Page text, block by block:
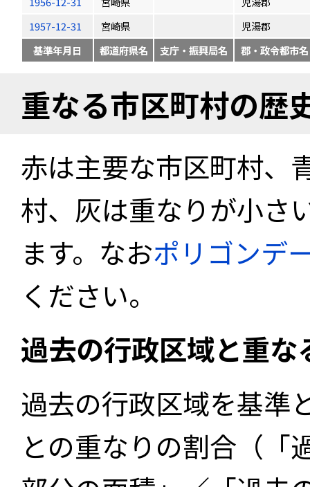
1957-12-31
宮崎県
児湯郡
基準年月日
都道府県名 支庁・振興局名 郡・政令都市名
重なる市区町村の歴
赤は主要な市区町村、
村、灰は重なりが小さ
ます。なおポリゴンデ
ください。
過去の行政区域と重
過去の行政区域を基準
との重なりの割合（「